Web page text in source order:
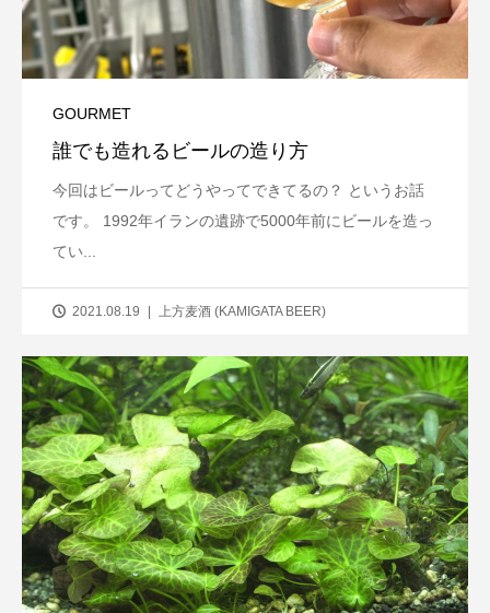
GOURMET
誰でも造れるビールの造り方
今回はビールってどうやってできてるの？ というお話
です。 1992年イランの遺跡で5000年前にビールを造っ
てい...
2021.08.19 上方麦酒 (KAMIGATA BEER)